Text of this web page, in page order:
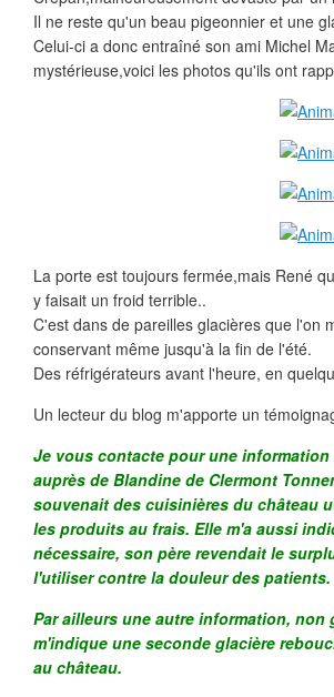
Il ne reste qu'un beau pigeonnier et une
Celui-ci a donc entraîné son ami Michel
mystérieuse,voici les photos qu'ils ont
La porte est toujours fermée,mais René
y faisait un froid terrible..
C'est dans de pareilles glacières que l'on
conservant même jusqu'à la fin de l'été.
Des réfrigérateurs avant l'heure, en
Un lecteur du blog m'apporte un
Je vous contacte pour une
auprès de Blandine de Clermont
souvenait des cuisinières du château
les produits au frais. Elle m'a aussi
nécessaire, son père revendait le
l'utiliser contre la douleur des patients.
Par ailleurs une autre information, non
m'indique une seconde glacière
au château.